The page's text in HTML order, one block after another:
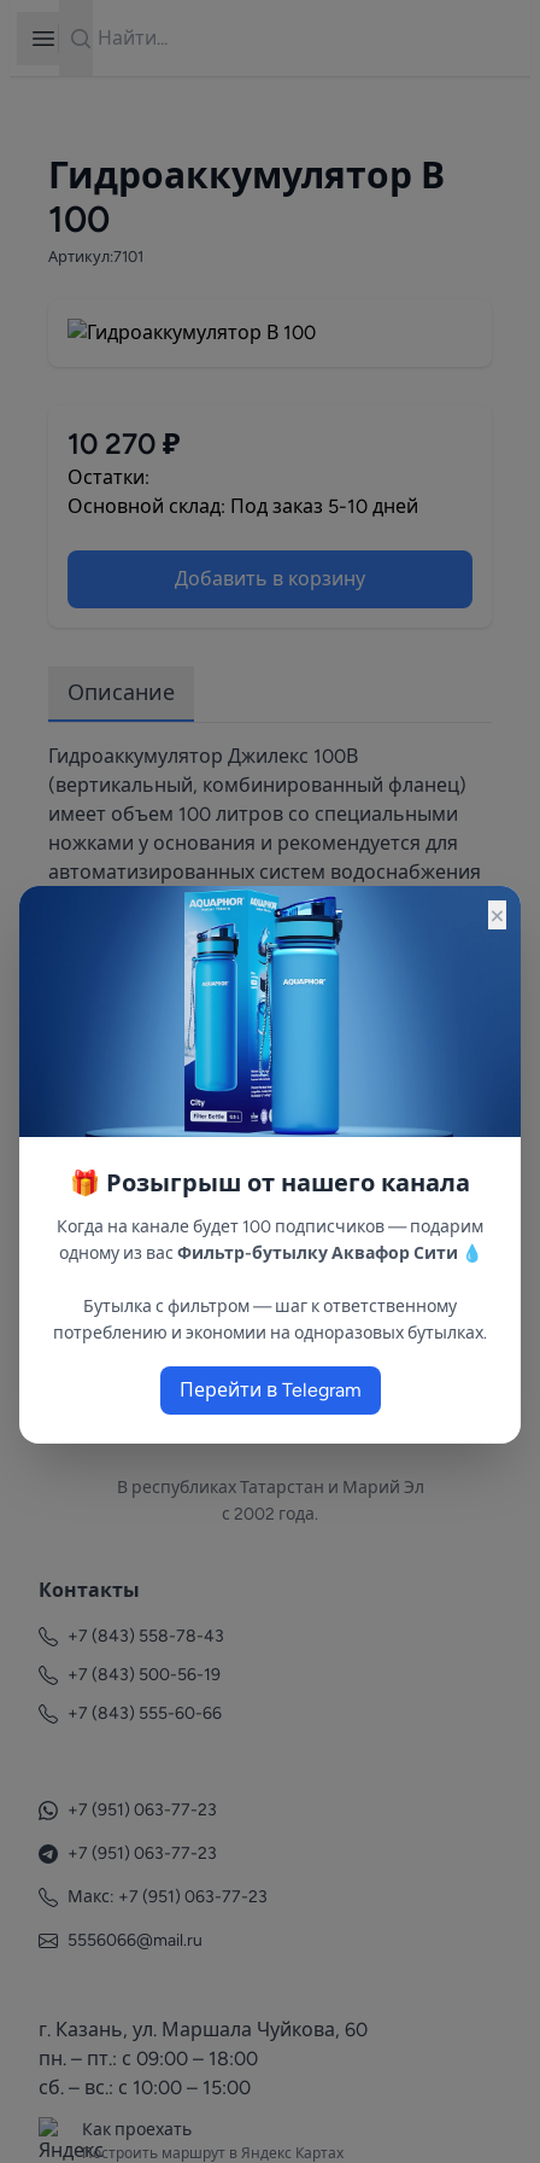
Open sidebar
Гидроаккумулятор В
100
Артикул:7101
10 270 ₽
Остатки:
Основной склад: Под заказ 5-10 дней
Добавить в корзину
Описание
Гидроаккумулятор Джилекс 100В
(вертикальный, комбинированный фланец)
имеет объем 100 литров со специальными
ножками у основания и рекомендуется для
автоматизированных систем водоснабжения
с погружными и поверхностными насосами.
Зачастую используется для 3 точек
водоразбора с мощным насосом. Корпус из
высококачественной стали - 1 мм.
Комбинированный фланец. Сменный фланец.
Краска с защитой от ультрафиолетовых
лучей. Сменная проходная мембрана из
эластичного материала. Воздушный клапан
для контроля давления. Дополнительные
металлических.
В республиках Татарстан и Марий Эл
с 2002 года.
Контакты
+7 (843) 558-78-43
+7 (843) 500-56-19
+7 (843) 555-60-66
+7 (951) 063-77-23
+7 (951) 063-77-23
Макс: +7 (951) 063-77-23
5556066@mail.ru
г. Казань, ул. Маршала Чуйкова, 60
пн. – пт.: с 09:00 – 18:00
сб. – вс.: с 10:00 – 15:00
Как проехать
Построить маршрут в Яндекс Картах
×
🎁 Розыгрыш от нашего канала
Когда на канале будет 100 подписчиков — подарим
одному из вас Фильтр-бутылку Аквафор Сити 💧
Бутылка с фильтром — шаг к ответственному
потреблению и экономии на одноразовых бутылках.
Перейти в Telegram